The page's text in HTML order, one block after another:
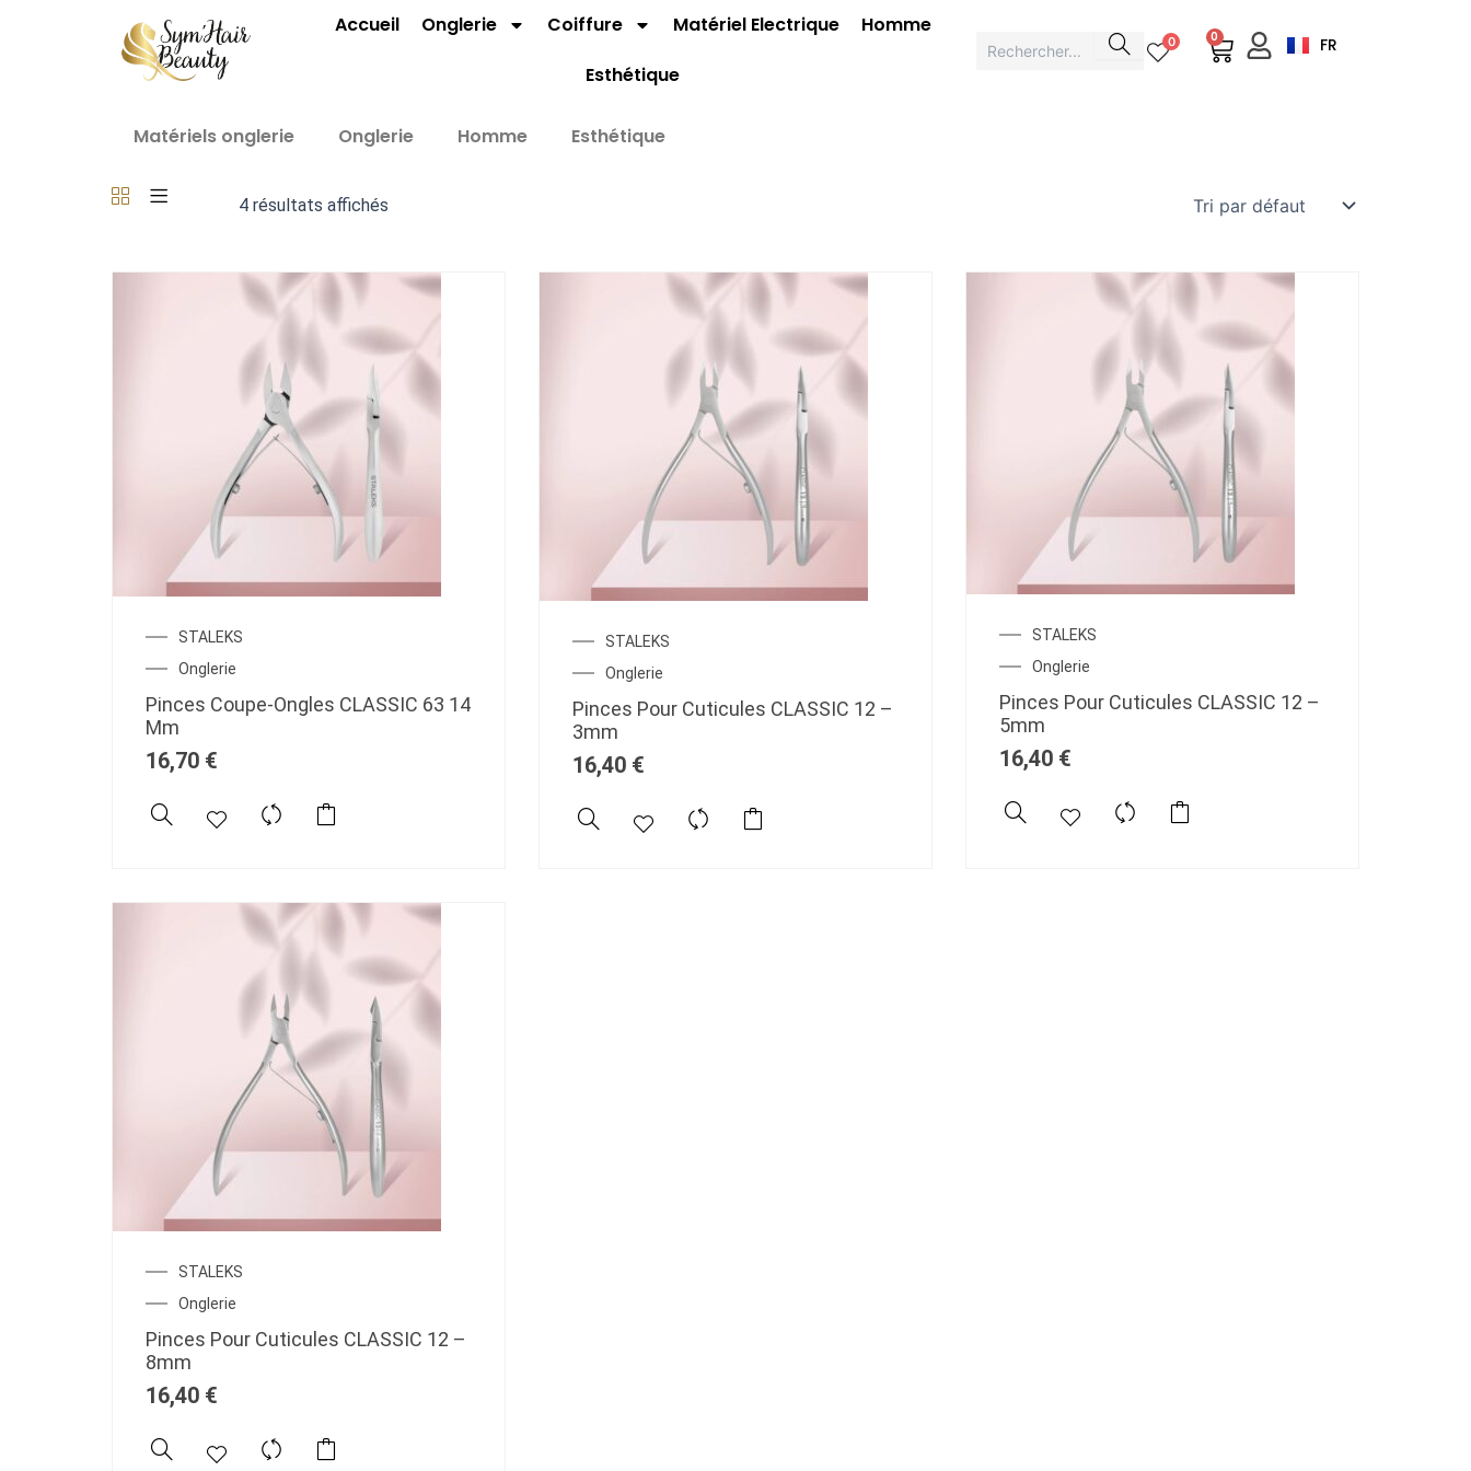
Accueil Onglerie Coiffure Matériel Electrique
Homme
Esthétique
0 0 Cart FR
Matériels onglerie Onglerie Homme Esthétique
4 résultats affichés
STALEKS
Onglerie
Pinces Coupe-Ongles CLASSIC 63 14
Mm
16,70 €
STALEKS
Onglerie
Pinces Pour Cuticules CLASSIC 12 –
3mm
16,40 €
STALEKS
Onglerie
Pinces Pour Cuticules CLASSIC 12 –
5mm
16,40 €
STALEKS
Onglerie
Pinces Pour Cuticules CLASSIC 12 –
8mm
16,40 €